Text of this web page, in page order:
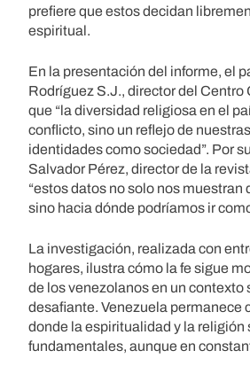
prefiere que estos decidan
espiritual.
En la presentación del informe, el
Rodríguez S.J., director del Centro
que “la diversidad religiosa en el
conflicto, sino un reflejo de
identidades como sociedad”. Por
Salvador Pérez, director de la
“estos datos no solo nos muestran
sino hacia dónde podríamos ir
La investigación, realizada con
hogares, ilustra cómo la fe sigue
de los venezolanos en un
desafiante. Venezuela permanece
donde la espiritualidad y la religión
fundamentales, aunque en